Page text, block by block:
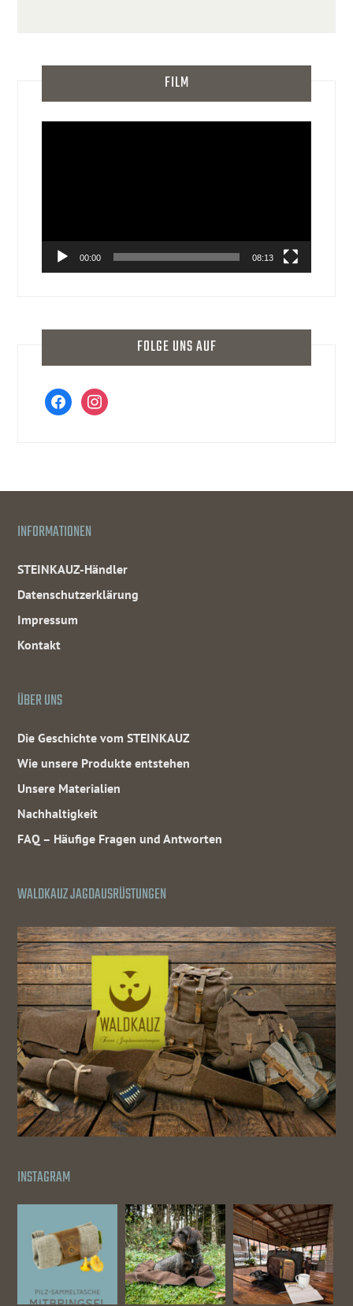
FILM
00:00 08:13
FOLGE UNS AUF
facebookinstagram
INFORMATIONEN
STEINKAUZ-Händler
Datenschutzerklärung
Impressum
Kontakt
ÜBER UNS
Die Geschichte vom STEINKAUZ
Wie unsere Produkte entstehen
Unsere Materialien
Nachhaltigkeit
FAQ – Häufige Fragen und Antworten
WALDKAUZ JAGDAUSRÜSTUNGEN
INSTAGRAM